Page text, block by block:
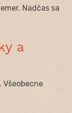
Nadčas sa
a
. Všeobecne